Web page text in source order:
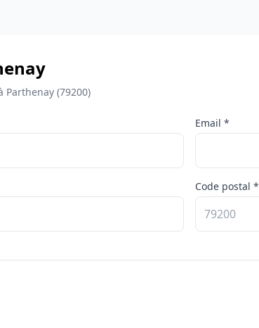
Parthenay (79200)
Email *
Code postal *